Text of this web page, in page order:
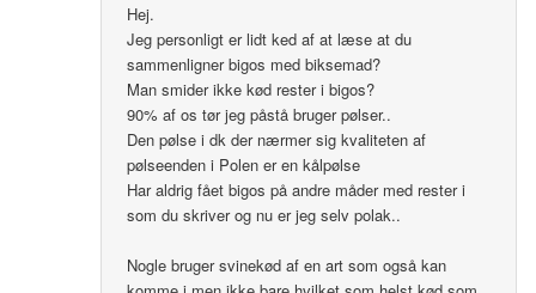
Hej.
Jeg personligt er lidt ked af at læse at du
sammenligner bigos med biksemad?
Man smider ikke kød rester i bigos?
90% af os tør jeg påstå bruger pølser..
Den pølse i dk der nærmer sig kvaliteten af
pølseenden i Polen er en kålpølse
Har aldrig fået bigos på andre måder med rester i
som du skriver og nu er jeg selv polak..
Nogle bruger svinekød af en art som også kan